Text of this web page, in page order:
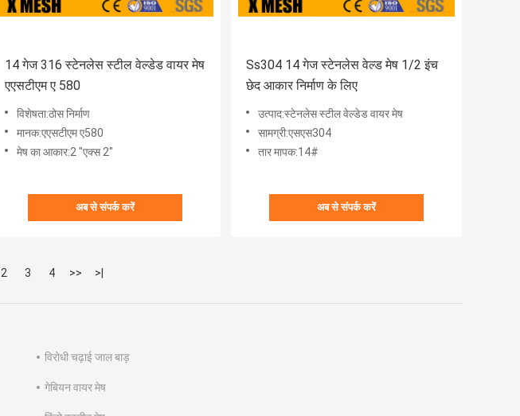
14 गेज 316 स्टेनलेस स्टील वेल्डेड वायर मेष
एएसटीएम ए 580
विशेषता:ठोस निर्माण
मानक:एएसटीएम ए580
मेष का आकार:2 "एक्स 2"
अब से संपर्क करें
Ss304 14 गेज स्टेनलेस वेल्ड मेष 1/2 इंच
छेद आकार निर्माण के लिए
उत्पाद:स्टेनलेस स्टील वेल्डेड वायर मेष
सामग्री:एसएस304
तार मापक:14#
अब से संपर्क करें
2 3 4 >> >|
विरोधी चढ़ाई जाल बाड़
गेबियन वायर मेष